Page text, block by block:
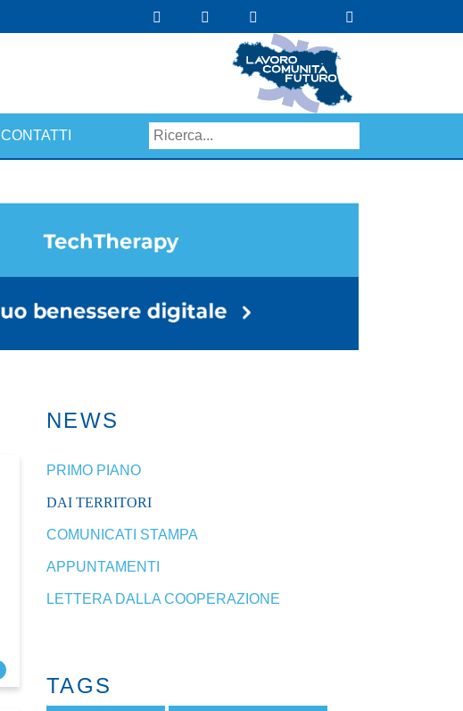
CONTATTI
NEWS
PRIMO PIANO
DAI TERRITORI
COMUNICATI STAMPA
APPUNTAMENTI
LETTERA DALLA COOPERAZIONE
TAGS